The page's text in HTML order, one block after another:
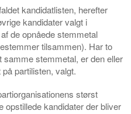
kandidatlisten, herefter
kandidater valgt i
de opnåede stemmetal
tilsammen). Har to
samme stemmetal, er den eller
partilisten, valgt.
størst
opstillede kandidater der bliver